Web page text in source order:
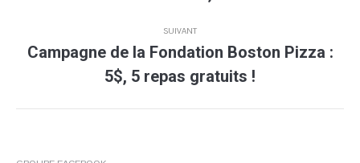
SUIVANT
suivant
Campagne de la Fondation Boston Pizza :
5$, 5 repas gratuits !